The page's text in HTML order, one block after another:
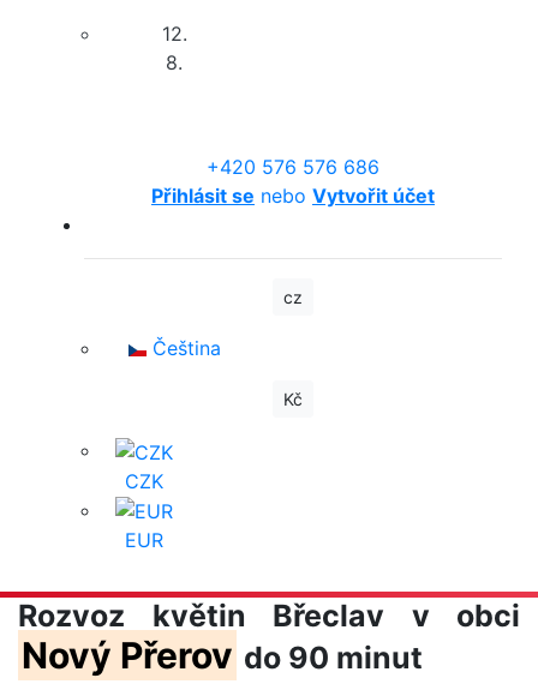
12.
8.
+420 576 576 686
Přihlásit se nebo Vytvořit účet
cz
Čeština
Kč
CZK
EUR
Rozvoz květin Břeclav v obci
Nový Přerov do 90 minut